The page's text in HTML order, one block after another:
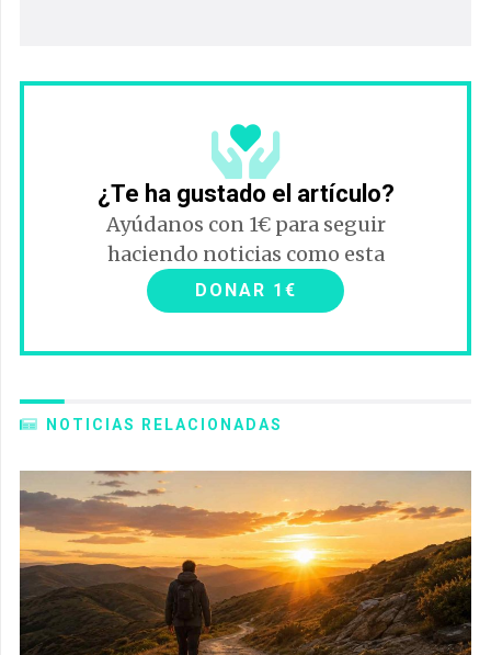
¿Te ha gustado el artículo?
Ayúdanos con 1€ para seguir
haciendo noticias como esta
DONAR 1€
NOTICIAS RELACIONADAS